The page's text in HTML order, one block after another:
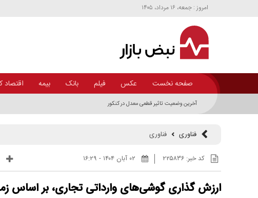
امروز : جمعه، ۱۶ مرداد، ۱۴۰۵
صفحه نخست عکس فیلم بانک بیمه اقتصاد
آخرین وضعیت تاثیر قطعی معدل در کنکور
فناوری فناوری
کد خبر:۲۲۵۸۳۶
ارزش گذاری گوشی‌های وارداتی تجاری، بر اساس